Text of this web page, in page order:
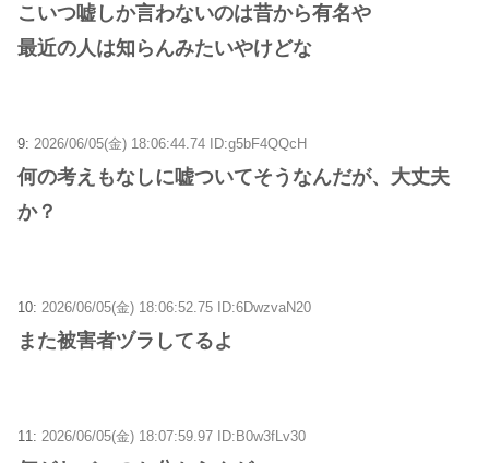
こいつ嘘しか言わないのは昔から有名や
最近の人は知らんみたいやけどな
9: 2026/06/05(金) 18:06:44.74 ID:g5bF4QQcH
何の考えもなしに嘘ついてそうなんだが、大丈夫
か？
10: 2026/06/05(金) 18:06:52.75 ID:6DwzvaN20
また被害者ヅラしてるよ
11: 2026/06/05(金) 18:07:59.97 ID:B0w3fLv30